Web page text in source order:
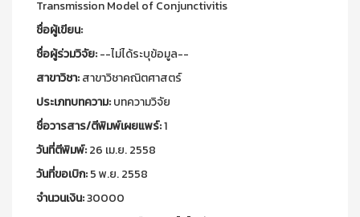
Transmission Model of Conjunctivitis
ชื่อผู้เขียน:
ชื่อผู้ร่วมวิจัย:--ไม่ได้ระบุข้อมูล--
สาขาวิชา:สาขาวิชาคณิตศาสตร์
ประเภทบทความ:บทความวิจัย
ชื่อวารสาร/ตีพิมพ์เผยแพร์:1
วันที่ตีพิมพ์:26 เม.ย. 2558
วันที่ขอเบิก:5 พ.ย. 2558
จำนวนเงิน:30000